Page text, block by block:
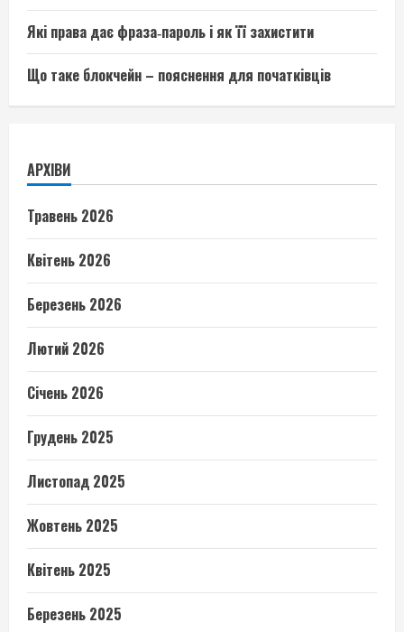
Які права дає фраза‑пароль і як її захистити
Що таке блокчейн – пояснення для початківців
АРХІВИ
Травень 2026
Квітень 2026
Березень 2026
Лютий 2026
Січень 2026
Грудень 2025
Листопад 2025
Жовтень 2025
Квітень 2025
Березень 2025